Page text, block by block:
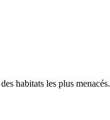
habitats les plus menacés.